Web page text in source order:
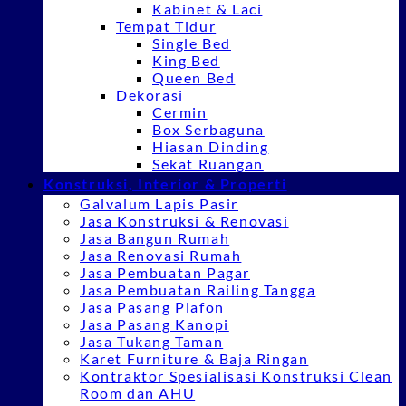
Kabinet & Laci
Tempat Tidur
Single Bed
King Bed
Queen Bed
Dekorasi
Cermin
Box Serbaguna
Hiasan Dinding
Sekat Ruangan
Konstruksi, Interior & Properti
Galvalum Lapis Pasir
Jasa Konstruksi & Renovasi
Jasa Bangun Rumah
Jasa Renovasi Rumah
Jasa Pembuatan Pagar
Jasa Pembuatan Railing Tangga
Jasa Pasang Plafon
Jasa Pasang Kanopi
Jasa Tukang Taman
Karet Furniture & Baja Ringan
Kontraktor Spesialisasi Konstruksi Clean
Room dan AHU